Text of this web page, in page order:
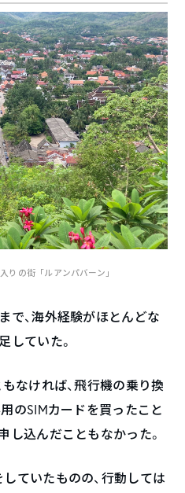
りの街「ルアンパバーン」
で、海外経験がほとんどな
していた。
なければ、飛行機の乗り換
のSIMカードを買ったこと
し込んだこともなかった。
ていたものの、行動しては